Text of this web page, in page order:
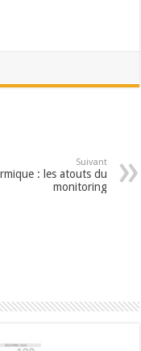
Suivant
: les atouts du
monitoring